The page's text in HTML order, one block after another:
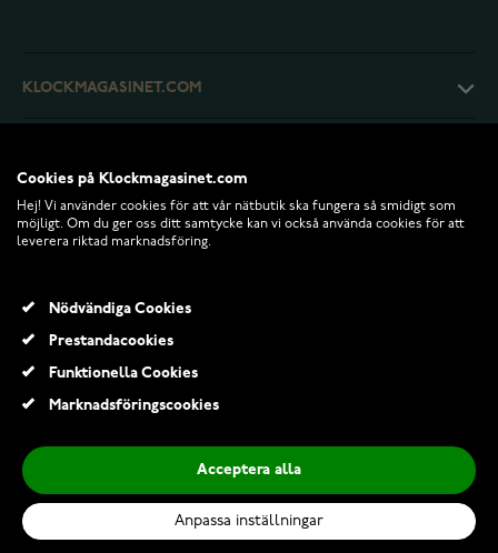
KLOCKMAGASINET.COM
RETURER OCH VILLKOR
Cookies på Klockmagasinet.com
Hej! Vi använder cookies för att vår nätbutik ska fungera så smidigt som
möjligt. Om du ger oss ditt samtycke kan vi också använda cookies för att
leverera riktad marknadsföring.
Nödvändiga Cookies
Prestandacookies
Funktionella Cookies
Marknadsföringscookies
Acceptera alla
Anpassa inställningar